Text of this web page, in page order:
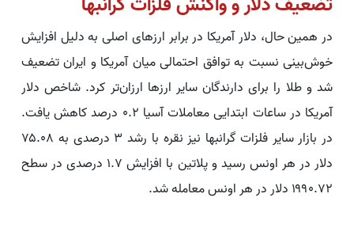
در همین حال، دلار آمریکا در برابر ارزهای اصلی به دلیل افزایش
خوش‌بینی نسبت به توافق احتمالی میان آمریکا و ایران تضعیف
شد و طلا را برای دارندگان سایر ارزها ارزان‌تر کرد. شاخص دلار
آمریکا در ساعات ابتدایی معاملات آسیا ۰.۲ درصد کاهش یافت.
در بازار سایر فلزات گرانبها نیز نقره با رشد ۳ درصدی به ۷۵.۰۸
دلار در هر اونس رسید و پلاتین با افزایش ۱.۷ درصدی در سطح
۱۹۹۰.۷۲ دلار در هر اونس معامله شد.